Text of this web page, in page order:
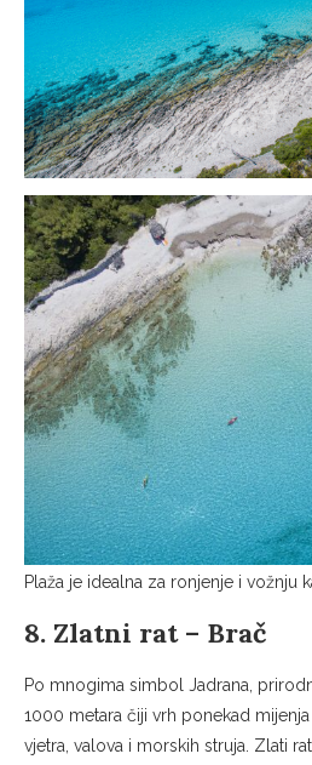
Plaža je idealna za ronjenje i vožnju
8. Zlatni rat – Brač
Po mnogima simbol Jadrana,
1000 metara čiji vrh ponekad
vjetra, valova i morskih struja. Zlati